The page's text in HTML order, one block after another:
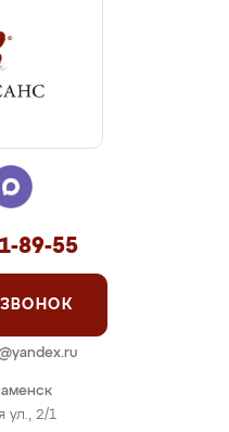
ул., 2/1
89-55